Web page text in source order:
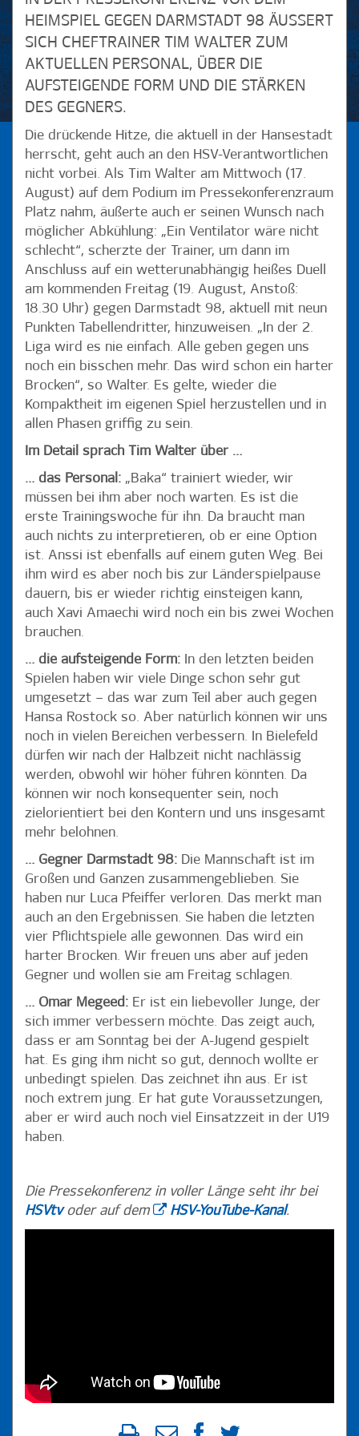
HEIMSPIEL GEGEN DARMSTADT 98 ÄUSSERT S
ICH CHEFTRAINER TIM WALTER ZUM A
KTUELLEN PERSONAL, ÜBER DIE A
UFSTEIGENDE FORM UND DIE STÄRKEN D
ES GEGNERS.
Die drückende Hitze, die aktuell in der Hansestadt
herrscht, geht auch an den HSV-Verantwortlichen
nicht vorbei. Als Tim Walter am Mittwoch (17.
August) auf dem Podium im Pressekonferenzraum
Platz nahm, äußerte auch er seinen Wunsch nach
möglicher Abkühlung: „Ein Ventilator wäre nicht
schlecht“, scherzte der Trainer, um dann im
Anschluss auf ein wetterunabhängig heißes Duell
am kommenden Freitag (19. August, Anstoß:
18.30 Uhr) gegen Darmstadt 98, aktuell mit neun
Punkten Tabellendritter, hinzuweisen. „In der 2.
Liga wird es nie einfach. Alle geben gegen uns
noch ein bisschen mehr. Das wird schon ein harter
Brocken“, so Walter. Es gelte, wieder die
Kompaktheit im eigenen Spiel herzustellen und in
allen Phasen griffig zu sein.
Im Detail sprach Tim Walter über …
… das Personal: „Baka“ trainiert wieder, wir
müssen bei ihm aber noch warten. Es ist die
erste Trainingswoche für ihn. Da braucht man
auch nichts zu interpretieren, ob er eine Option
ist. Anssi ist ebenfalls auf einem guten Weg. Bei
ihm wird es aber noch bis zur Länderspielpause
dauern, bis er wieder richtig einsteigen kann,
auch Xavi Amaechi wird noch ein bis zwei Wochen
brauchen.
… die aufsteigende Form: In den letzten beiden
Spielen haben wir viele Dinge schon sehr gut
umgesetzt – das war zum Teil aber auch gegen
Hansa Rostock so. Aber natürlich können wir uns
noch in vielen Bereichen verbessern. In Bielefeld
dürfen wir nach der Halbzeit nicht nachlässig
werden, obwohl wir höher führen könnten. Da
können wir noch konsequenter sein, noch
zielorientiert bei den Kontern und uns insgesamt
mehr belohnen.
… Gegner Darmstadt 98: Die Mannschaft ist im
Großen und Ganzen zusammengeblieben. Sie
haben nur Luca Pfeiffer verloren. Das merkt man
auch an den Ergebnissen. Sie haben die letzten
vier Pflichtspiele alle gewonnen. Das wird ein
harter Brocken. Wir freuen uns aber auf jeden
Gegner und wollen sie am Freitag schlagen.
… Omar Megeed: Er ist ein liebevoller Junge, der
sich immer verbessern möchte. Das zeigt auch,
dass er am Sonntag bei der A-Jugend gespielt
hat. Es ging ihm nicht so gut, dennoch wollte er
unbedingt spielen. Das zeichnet ihn aus. Er ist
noch extrem jung. Er hat gute Voraussetzungen,
aber er wird auch noch viel Einsatzzeit in der U19
haben.
Die Pressekonferenz in voller Länge seht ihr bei
HSVtvoder auf dem HSV-YouTube-Kanal.